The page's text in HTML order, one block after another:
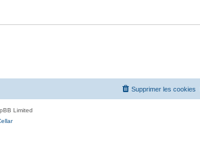
Supprimer les cookies
Limited